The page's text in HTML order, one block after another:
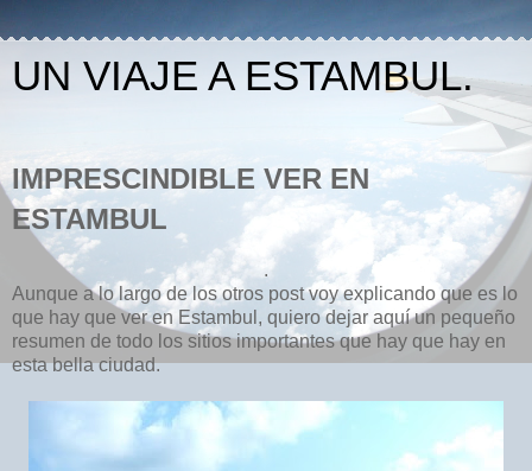
UN VIAJE A ESTAMBUL.
IMPRESCINDIBLE VER EN
ESTAMBUL
.
Aunque a lo largo de los otros post voy explicando que es lo
que hay que ver en Estambul, quiero dejar aquí un pequeño
resumen de todo los sitios importantes que hay que hay en
esta bella ciudad.